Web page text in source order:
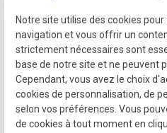
Mentions légales
Politique de
Notre site utilise des cookies
navigation et vous offrir un
strictement nécessaires sont
base de notre site et ne peuvent
Cependant, vous avez le choix
cookies de personnalisation, de
selon vos préférences. Vous
de cookies à tout moment en